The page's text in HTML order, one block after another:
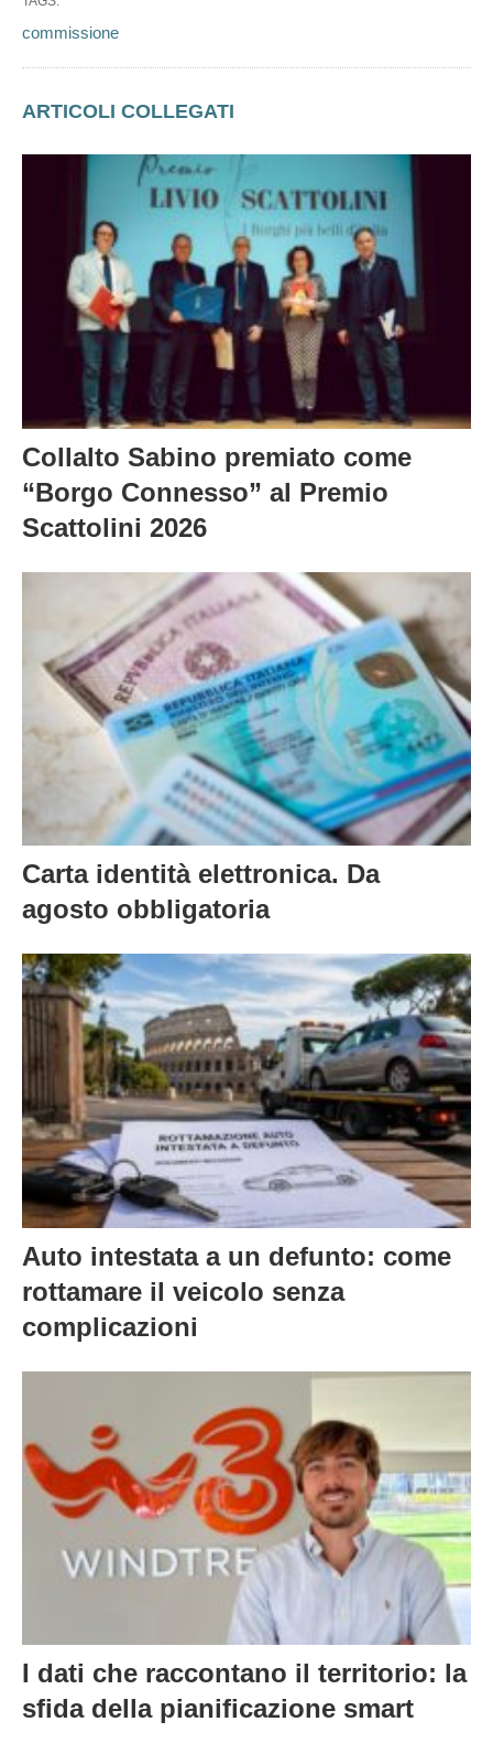
commissione
ARTICOLI COLLEGATI
Collalto Sabino premiato come
“Borgo Connesso” al Premio
Scattolini 2026
Carta identità elettronica. Da
agosto obbligatoria
Auto intestata a un defunto: come
rottamare il veicolo senza
complicazioni
I dati che raccontano il territorio: la
sfida della pianificazione smart